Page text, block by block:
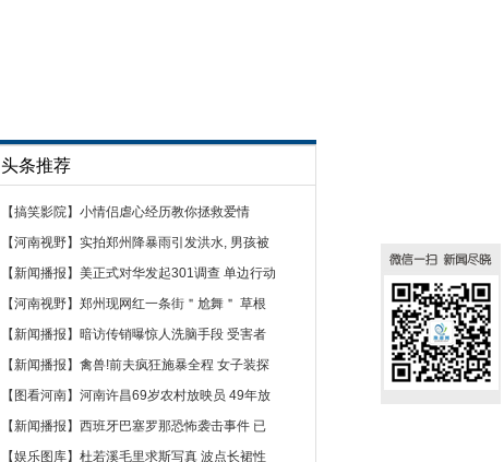
头条推荐
【搞笑影院】 小情侣虐心经历教你拯救爱情
【河南视野】 实拍郑州降暴雨引发洪水, 男孩被
【新闻播报 】 美正式对华发起301调查 单边行动
【河南视野】 郑州现网红一条街＂尬舞＂ 草根
【新闻播报 】 暗访传销曝惊人洗脑手段 受害者
【新闻播报 】 禽兽!前夫疯狂施暴全程 女子装探
【 图看河南】 河南许昌69岁农村放映员 49年放
【新闻播报 】 西班牙巴塞罗那恐怖袭击事件 已
【娱乐图库】 杜若溪毛里求斯写真 波点长裙性